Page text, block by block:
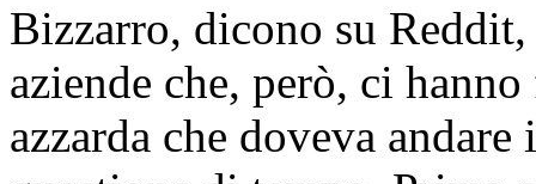
Bizzarro, dicono su
aziende che, però, ci
azzarda che doveva